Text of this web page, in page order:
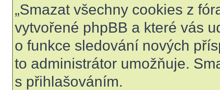
„Smazat všechny cookies z
vytvořené phpBB a které vás
o funkce sledování nových
to administrátor umožňuje.
s přihlašováním.